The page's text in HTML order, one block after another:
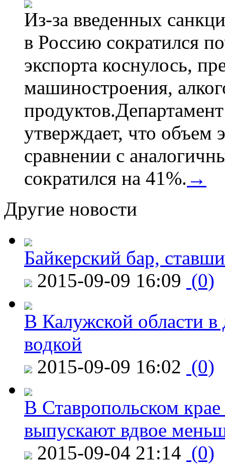
Из-за введенных
в Россию сократился
экспорта коснулось,
машиностроения,
утверждает, что объем
сравнении с
сократился на 41%. →
Другие новости
Байкерский бар,
2015-09-09 16:09 (0)
В Калужской области в
водкой
2015-09-09 16:02 (0)
В Ставропольском
выпускают вдвое
2015-09-04 21:14 (0)